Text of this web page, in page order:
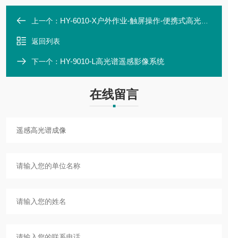
上一个： HY-6010-X户外作业-触屏操作-便携式高光谱成像仪
返回列表
下一个： HY-9010-L高光谱遥感影像系统
在线留言